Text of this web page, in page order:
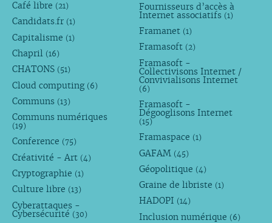
Café libre (21)
Candidats.fr (1)
Capitalisme (1)
Chapril (16)
CHATONS (51)
Cloud computing (6)
Communs (13)
Communs numériques
(19)
Conference (75)
Créativité - Art (4)
Cryptographie (1)
Culture libre (13)
Cyberattaques -
Cybersécurité (30)
Fournisseurs d’accès à
Internet associatifs (1)
Framanet (1)
Framasoft (2)
Framasoft -
Collectivisons Internet /
Convivialisons Internet
(6)
Framasoft -
Dégooglisons Internet
(15)
Framaspace (1)
GAFAM (45)
Géopolitique (4)
Graine de libriste (1)
HADOPI (14)
Inclusion numérique (6)